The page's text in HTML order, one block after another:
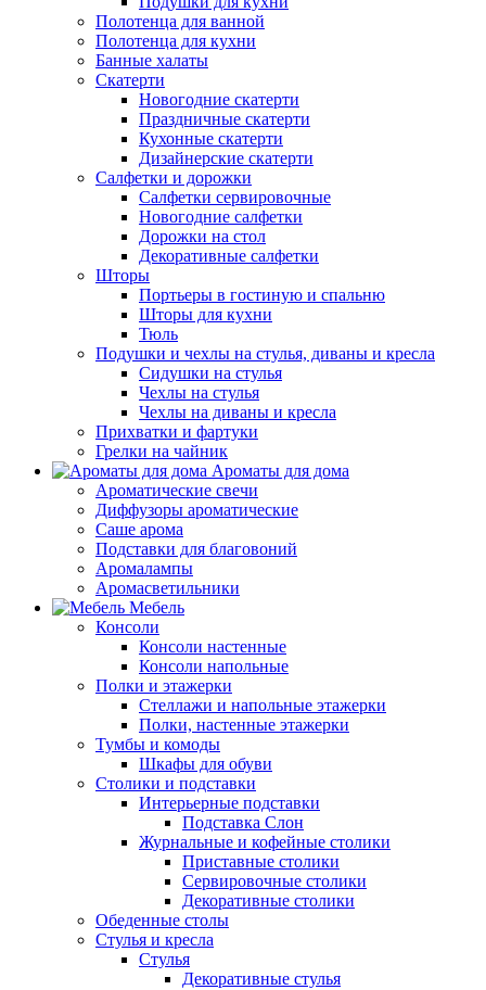
Полотенца для ванной
Полотенца для кухни
Банные халаты
Скатерти
Новогодние скатерти
Праздничные скатерти
Кухонные скатерти
Дизайнерские скатерти
Салфетки и дорожки
Салфетки сервировочные
Новогодние салфетки
Дорожки на стол
Декоративные салфетки
Шторы
Портьеры в гостиную и спальню
Шторы для кухни
Тюль
Подушки и чехлы на стулья, диваны и кресла
Сидушки на стулья
Чехлы на стулья
Чехлы на диваны и кресла
Прихватки и фартуки
Грелки на чайник
Ароматы для дома
Ароматические свечи
Диффузоры ароматические
Саше арома
Подставки для благовоний
Аромалампы
Аромасветильники
Мебель
Консоли
Консоли настенные
Консоли напольные
Полки и этажерки
Стеллажи и напольные этажерки
Полки, настенные этажерки
Тумбы и комоды
Шкафы для обуви
Столики и подставки
Интерьерные подставки
Подставка Слон
Журнальные и кофейные столики
Приставные столики
Сервировочные столики
Декоративные столики
Обеденные столы
Стулья и кресла
Стулья
Декоративные стулья